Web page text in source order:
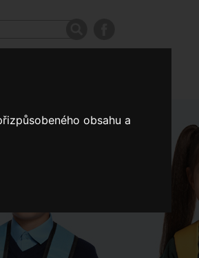
obsahu a